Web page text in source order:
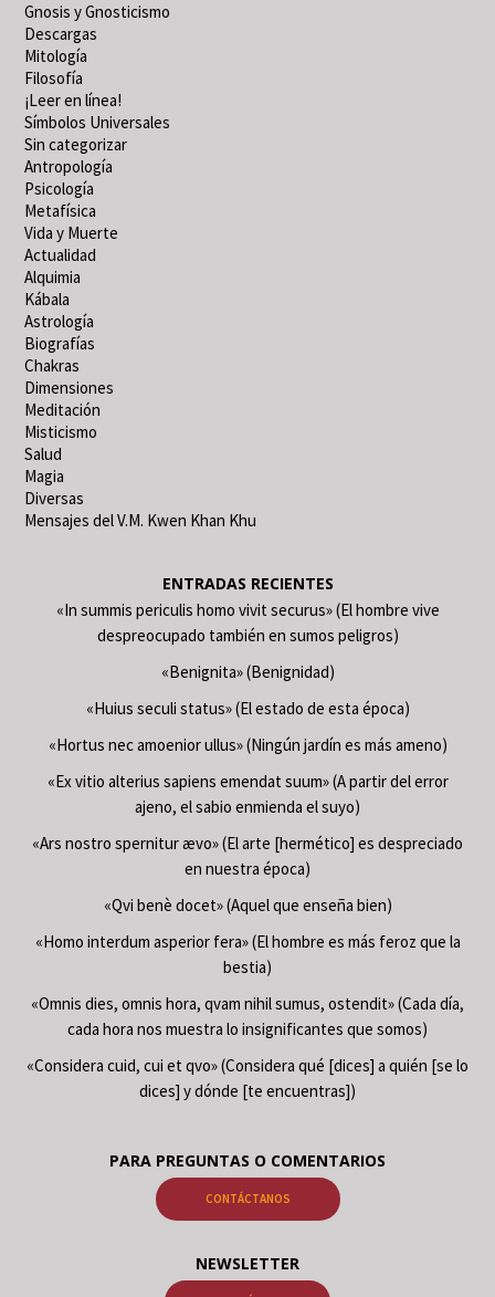
Gnosis y Gnosticismo
Descargas
Mitología
Filosofía
¡Leer en línea!
Símbolos Universales
Sin categorizar
Antropología
Psicología
Metafísica
Vida y Muerte
Actualidad
Alquimia
Kábala
Astrología
Biografías
Chakras
Dimensiones
Meditación
Misticismo
Salud
Magia
Diversas
Mensajes del V.M. Kwen Khan Khu
ENTRADAS RECIENTES
«In summis periculis homo vivit securus» (El hombre vive
despreocupado también en sumos peligros)
«Benignita» (Benignidad)
«Huius seculi status» (El estado de esta época)
«Hortus nec amoenior ullus» (Ningún jardín es más ameno)
«Ex vitio alterius sapiens emendat suum» (A partir del error
ajeno, el sabio enmienda el suyo)
«Ars nostro spernitur ævo» (El arte [hermético] es despreciado
en nuestra época)
«Qvi benè docet» (Aquel que enseña bien)
«Homo interdum asperior fera» (El hombre es más feroz que la
bestia)
«Omnis dies, omnis hora, qvam nihil sumus, ostendit» (Cada día,
cada hora nos muestra lo insignificantes que somos)
«Considera cuid, cui et qvo» (Considera qué [dices] a quién [se lo
dices] y dónde [te encuentras])
PARA PREGUNTAS O COMENTARIOS
CONTÁCTANOS
NEWSLETTER